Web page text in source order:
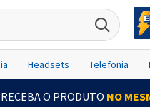
Headsets Telefonia
RECEBA O PRODUTO NO